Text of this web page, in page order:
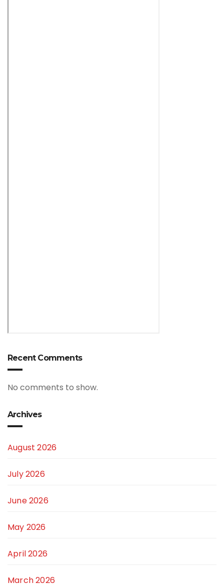
Recent Comments
No comments to show.
Archives
August 2026
July 2026
June 2026
May 2026
April 2026
March 2026